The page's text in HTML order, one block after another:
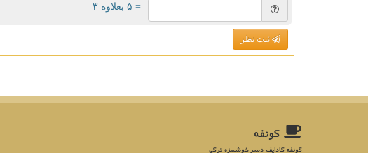
= ۵ بعلاوه ۳
ثبت نظر
كونفه
کونفه کادایف دسر خوشمزه ترکی